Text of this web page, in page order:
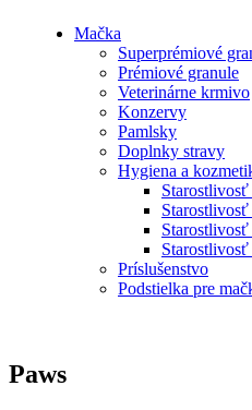
Mačka
Superprémiové
Prémiové granule
Veterinárne krmivo
Konzervy
Pamlsky
Doplnky stravy
Hygiena a
Starostlivosť
Príslušenstvo
Podstielka pre
Paws